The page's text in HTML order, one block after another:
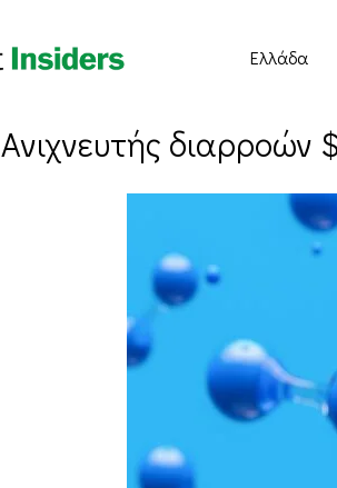
Ελλάδα
Ανιχνευτής διαρροών